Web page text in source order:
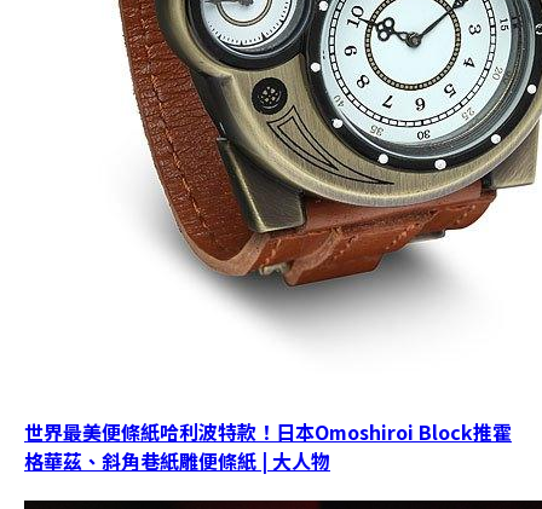
世界最美便條紙哈利波特款！日本Omoshiroi Block推霍
格華茲、斜角巷紙雕便條紙 | 大人物